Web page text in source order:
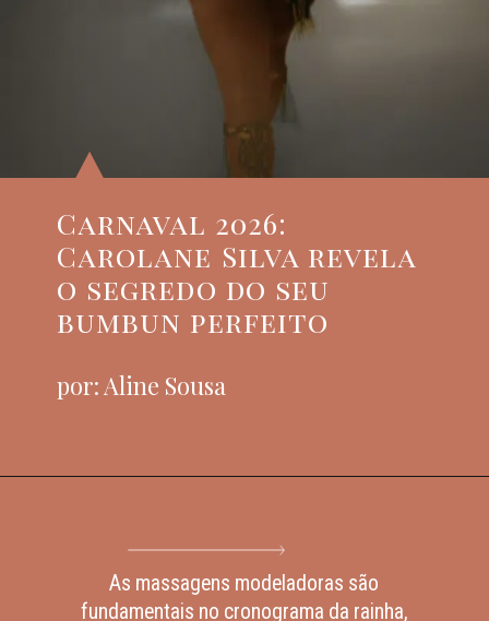
Carnaval 2026:
Carolane Silva revela
o segredo do seu
bumbun perfeito
por: Aline Sousa
As massagens modeladoras são
fundamentais no cronograma da rainha,